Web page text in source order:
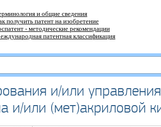
и общие сведения
получить патент на изобретение
- методические рекомендации
патентная классификация
и/или
и/или (мет)акриловой